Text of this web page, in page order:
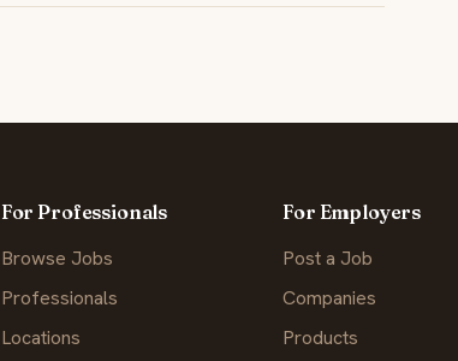
For Professionals
Browse Jobs
Professionals
Locations
For Employers
Post a Job
Companies
Products